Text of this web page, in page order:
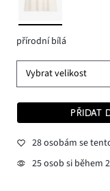
přírodní bílá
Vybrat velikost
PŘIDAT
28 osobám se
25 osob si během